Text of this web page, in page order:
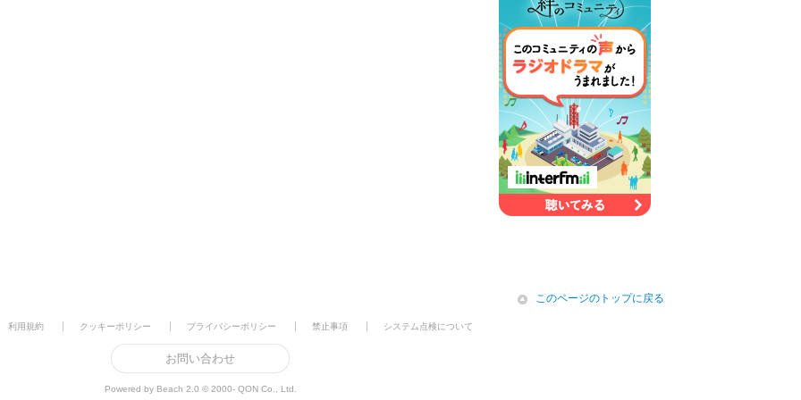
icon
このページのトップに戻る
利用規約 クッキーポリシー プライバシーポリシー 禁止事項 システム点検について
お問い合わせ
Powered by Beach 2.0 © 2000- QON Co., Ltd.